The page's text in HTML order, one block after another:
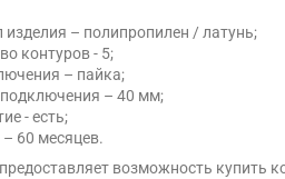
изделия – полипропилен / латунь;
контуров - 5;
– пайка;
– 40 мм;
- есть;
60 месяцев.
возможность купить